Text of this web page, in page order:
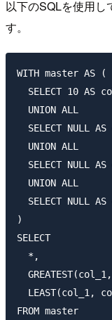
以下のSQLを使用し
す。
WITH master AS (
SELECT 10 AS
  UNION ALL
SELECT NULL AS
  UNION ALL
SELECT NULL AS
  UNION ALL
SELECT NULL AS
)
SELECT
  *,
LEAST(col_1,